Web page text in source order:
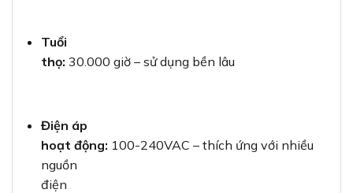
Tuổi
thọ: 30.000 giờ – sử dụng bền lâu
Điện áp
hoạt động: 100-240VAC – thích ứng với nhiều
nguồn
điện